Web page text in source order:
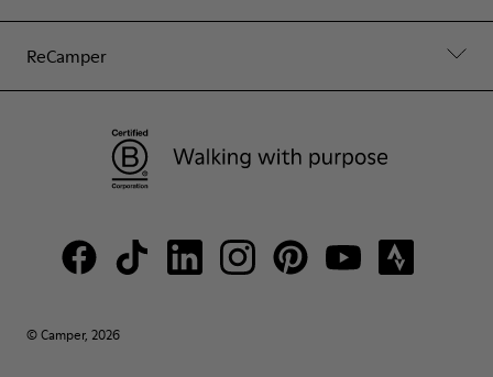
ReCamper
© Camper, 2026